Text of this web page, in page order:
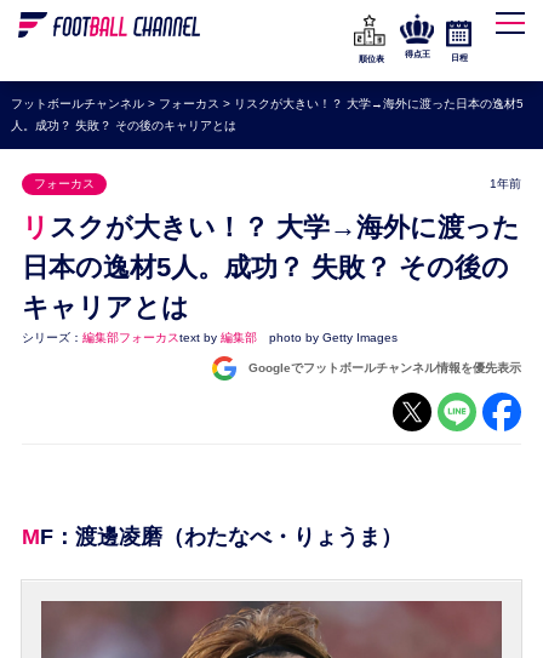
WEリーグ
海外サッカー
プレミアリーグ
ラ・リーガ
セリエA
ブンデスリーガ
UEFA
ナショナルチーム
順位表
得点王 日程
フットボールチャンネル> フォーカス > リスクが大きい！？ 大学→海外に渡った日本の逸材5
人。成功？ 失敗？ その後のキャリアとは
フォーカス 1年前
リスクが大きい！？ 大学→海外に渡った
日本の逸材5人。成功？ 失敗？ その後の
キャリアとは
シリーズ： 編集部フォーカスtext by 編集部 photo by Getty Images
Googleでフットボールチャンネル情報を優先表示
MF：渡邊凌磨（わたなべ・りょうま）